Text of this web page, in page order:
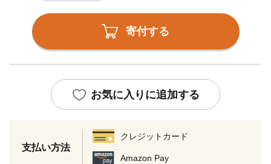
寄付する
お気に入りに追加する
支払い方法
クレジットカード
Amazon Pay